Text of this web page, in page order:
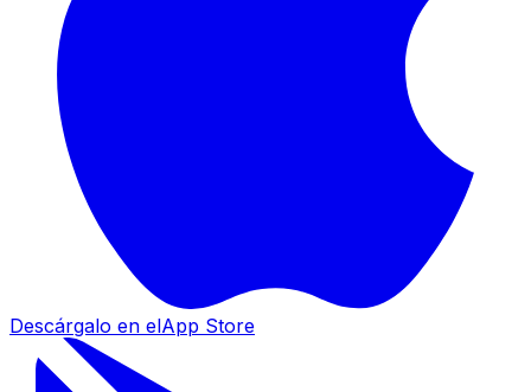
Descárgalo en elApp Store